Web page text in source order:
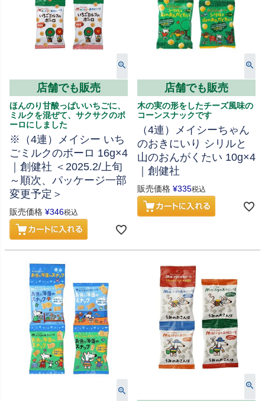
店舗でも販売
ほんのり甘酸っぱいいちごに、
ミルクを混ぜて、サクサクのボ
ーロにしました
※（4連）メイシー いち
ごミルクのボーロ 16g×4
｜創健社 ＜2025.2/上旬
～順次、パッケージ一部
変更予定＞
販売価格 ¥346税込
店舗でも販売
木の実の形をしたチーズ風味の
コーンスナックです
（4連）メイシーちゃん
のおきにいり シリルと
山のおんがくたい 10g×4
｜創健社
販売価格 ¥335税込